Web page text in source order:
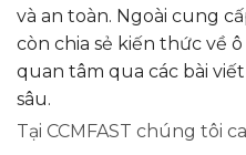
và an toàn. Ngoài cung
còn chia sẻ kiến thức về
quan tâm qua các bài
sâu.
Tại CCMFAST chúng tôi